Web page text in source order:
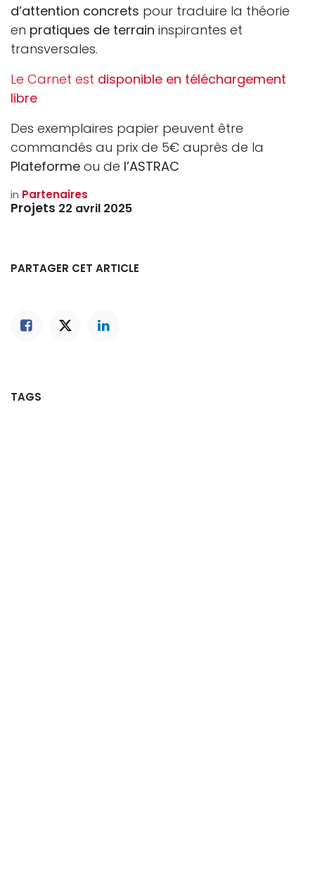
d’attention concrets pour traduire la théorie
en pratiques de terrain inspirantes et
transversales.
Le Carnet est disponible en téléchargement
libre
Des exemplaires papier peuvent être
commandés au prix de 5€ auprès de la
Plateforme ou de l’ASTRAC
in Partenaires
Projets 22 avril 2025
PARTAGER CET ARTICLE
TAGS